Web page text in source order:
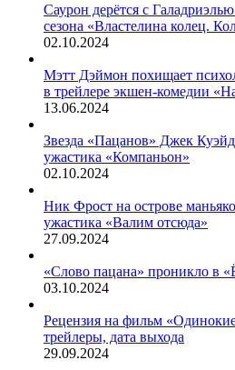
Саурон дерётся с
сезона «Властелина колец.
02.10.2024
Мэтт Дэймон похищает
в трейлере экшен-комедии
13.06.2024
Звезда «Пацанов» Джек
ужастика «Компаньон»
02.10.2024
Ник Фрост на острове
ужастика «Валим отсюда»
27.09.2024
«Слово пацана» проникло в
03.10.2024
Рецензия на фильм
трейлеры, дата выхода
29.09.2024